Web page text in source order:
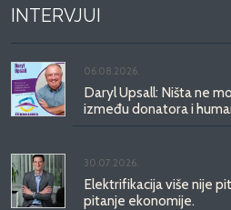
INTERVJUI
06.08.2026.
Daryl Upsall: Ništa ne
između donatora i
30.07.2026.
Elektrifikacija više nije
pitanje ekonomije.